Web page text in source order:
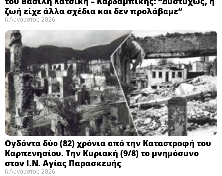
ζωή είχε άλλα σχέδια και δεν προλάβαμε”
6 Αυγούστου 2026
Ογδόντα δύο (82) χρόνια από την Καταστροφή του
Καρπενησίου. Την Κυριακή (9/8) το μνημόσυνο
στον Ι.Ν. Αγίας Παρασκευής
6 Αυγούστου 2026